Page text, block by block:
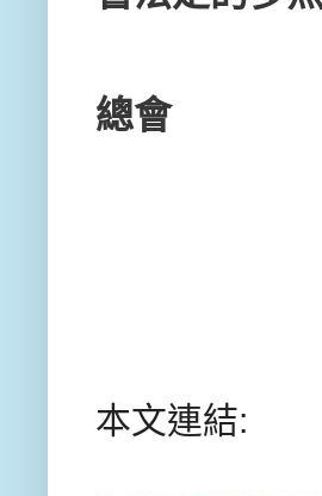
總會
本文連結: